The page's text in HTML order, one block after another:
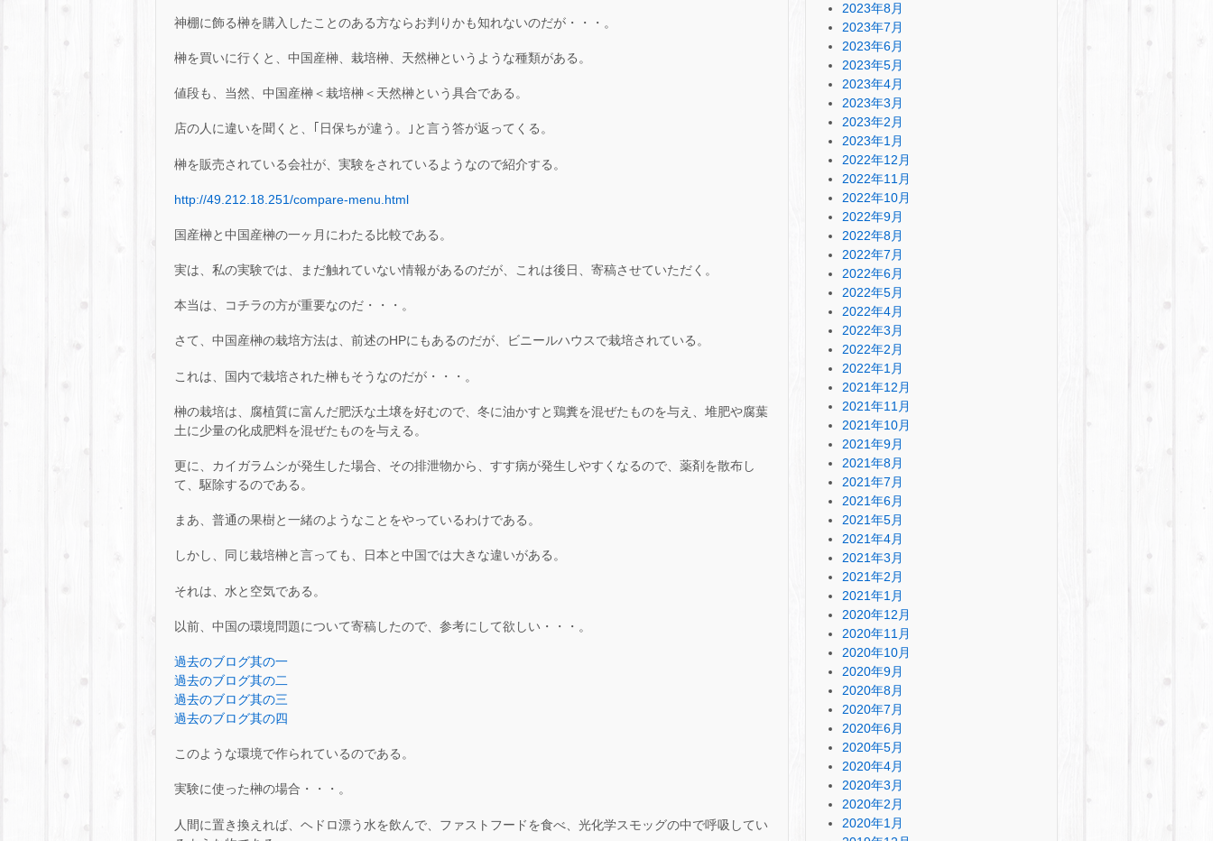
神棚に飾る榊を購入したことのある方ならお判りかも知れないのだが・・・。
榊を買いに行くと、中国産榊、栽培榊、天然榊というような種類がある。
値段も、当然、中国産榊＜栽培榊＜天然榊という具合である。
店の人に違いを聞くと、｢日保ちが違う。｣と言う答が返ってくる。
榊を販売されている会社が、実験をされているようなので紹介する。
http://49.212.18.251/compare-menu.html
国産榊と中国産榊の一ヶ月にわたる比較である。
実は、私の実験では、まだ触れていない情報があるのだが、これは後日、寄稿させていただく。
本当は、コチラの方が重要なのだ・・・。
さて、中国産榊の栽培方法は、前述のHPにもあるのだが、ビニールハウスで栽培されている。
これは、国内で栽培された榊もそうなのだが・・・。
榊の栽培は、腐植質に富んだ肥沃な土壌を好むので、冬に油かすと鶏糞を混ぜたものを与え、堆肥や腐葉
土に少量の化成肥料を混ぜたものを与える。
更に、カイガラムシが発生した場合、その排泄物から、すす病が発生しやすくなるので、薬剤を散布し
て、駆除するのである。
まあ、普通の果樹と一緒のようなことをやっているわけである。
しかし、同じ栽培榊と言っても、日本と中国では大きな違いがある。
それは、水と空気である。
以前、中国の環境問題について寄稿したので、参考にして欲しい・・・。
過去のブログ其の一
過去のブログ其の二
過去のブログ其の三
過去のブログ其の四
このような環境で作られているのである。
実験に使った榊の場合・・・。
人間に置き換えれば、ヘドロ漂う水を飲んで、ファストフードを食べ、光化学スモッグの中で呼吸してい
2023年8月
2023年7月
2023年6月
2023年5月
2023年4月
2023年3月
2023年2月
2023年1月
2022年12月
2022年11月
2022年10月
2022年9月
2022年8月
2022年7月
2022年6月
2022年5月
2022年4月
2022年3月
2022年2月
2022年1月
2021年12月
2021年11月
2021年10月
2021年9月
2021年8月
2021年7月
2021年6月
2021年5月
2021年4月
2021年3月
2021年2月
2021年1月
2020年12月
2020年11月
2020年10月
2020年9月
2020年8月
2020年7月
2020年6月
2020年5月
2020年4月
2020年3月
2020年2月
2020年1月